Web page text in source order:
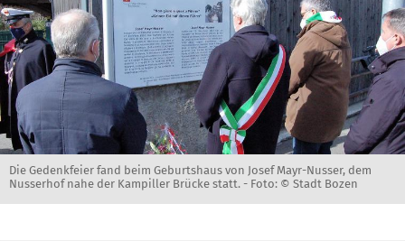
Die Gedenkfeier fand beim Geburtshaus von Josef Mayr-Nusser, dem
Nusserhof nahe der Kampiller Brücke statt. - Foto: © Stadt Bozen